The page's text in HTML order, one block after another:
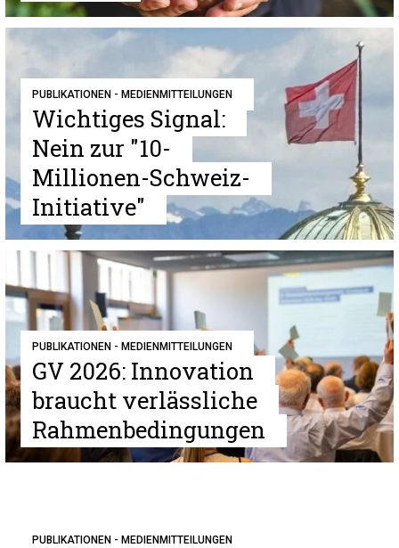
PUBLIKATIONEN - MEDIENMITTEILUNGEN
Wichtiges Signal:
Nein zur "10-
Millionen-Schweiz-
Initiative"
PUBLIKATIONEN - MEDIENMITTEILUNGEN
GV 2026: Innovation
braucht verlässliche
Rahmenbedingungen
PUBLIKATIONEN - MEDIENMITTEILUNGEN